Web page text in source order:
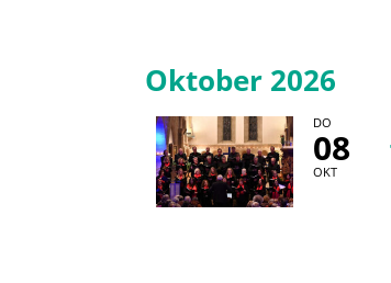
Oktober 2026
DO
08
OKT